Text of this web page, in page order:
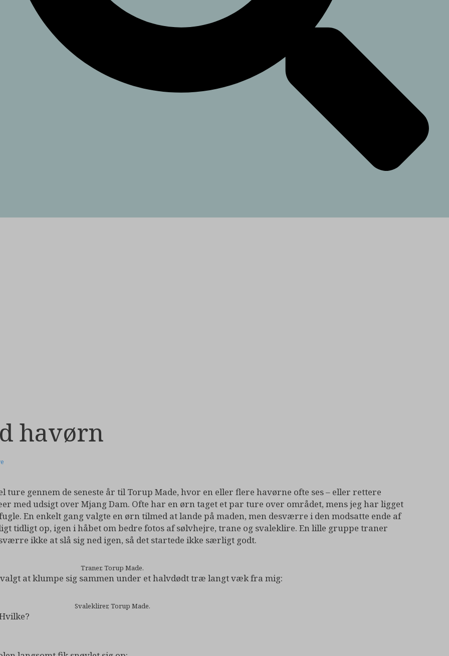
havørn
ture gennem de seneste år til Torup Made, hvor en eller flere havørne ofte ses – eller rettere
med udsigt over Mjang Dam. Ofte har en ørn taget et par ture over området, mens jeg har ligget
En enkelt gang valgte en ørn tilmed at lande på maden, men desværre i den modsatte ende af
tidligt op, igen i håbet om bedre fotos af sølvhejre, trane og svaleklire. En lille gruppe traner
ikke at slå sig ned igen, så det startede ikke særligt godt.
Traner, Torup Made.
at klumpe sig sammen under et halvdødt træ langt væk fra mig:
Svaleklirer, Torup Made.